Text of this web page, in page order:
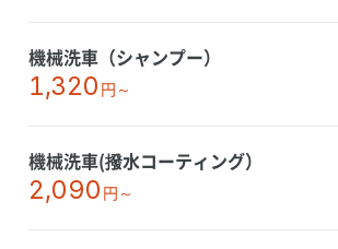
機械洗車（シャンプー）
1,320 円～
機械洗車(撥水コーティング）
2,090 円～